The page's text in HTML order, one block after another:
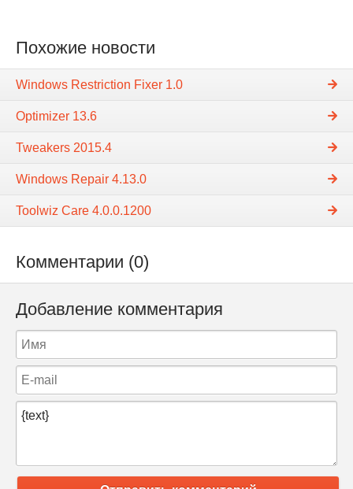
Похожие новости
Windows Restriction Fixer 1.0
Optimizer 13.6
Tweakers 2015.4
Windows Repair 4.13.0
Toolwiz Care 4.0.0.1200
Комментарии (0)
Добавление комментария